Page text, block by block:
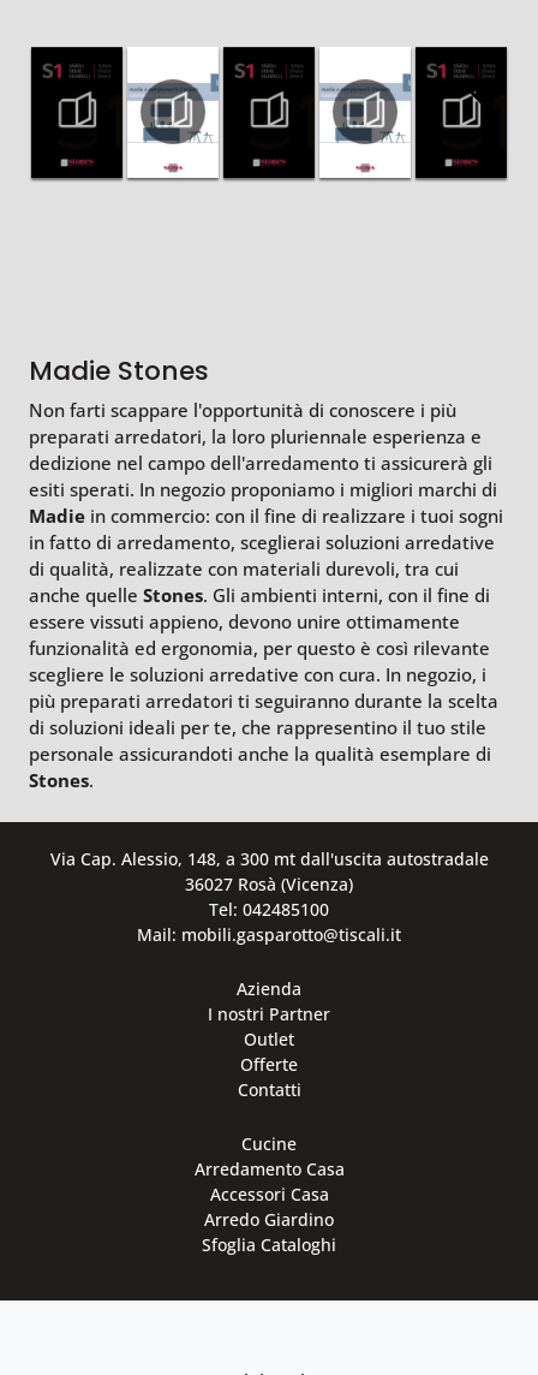
Madie Stones
Non farti scappare l'opportunità di conoscere i più
preparati arredatori, la loro pluriennale esperienza e
dedizione nel campo dell'arredamento ti assicurerà gli
esiti sperati. In negozio proponiamo i migliori marchi di
Madie in commercio: con il fine di realizzare i tuoi sogni
in fatto di arredamento, sceglierai soluzioni arredative
di qualità, realizzate con materiali durevoli, tra cui
anche quelle Stones. Gli ambienti interni, con il fine di
essere vissuti appieno, devono unire ottimamente
funzionalità ed ergonomia, per questo è così rilevante
scegliere le soluzioni arredative con cura. In negozio, i
più preparati arredatori ti seguiranno durante la scelta
di soluzioni ideali per te, che rappresentino il tuo stile
personale assicurandoti anche la qualità esemplare di
Stones.
Via Cap. Alessio, 148, a 300 mt dall'uscita autostradale
36027 Rosà (Vicenza)
Tel: 042485100
Mail: mobili.gasparotto@tiscali.it
Azienda
I nostri Partner
Outlet
Offerte
Contatti
Cucine
Arredamento Casa
Accessori Casa
Arredo Giardino
Sfoglia Cataloghi